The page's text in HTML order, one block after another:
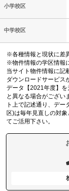
小学校区
中学校区
※各種情報と現状に差
※物件情報の学区情報
当サイト物件情報に記
ダウンロードサービス
データ【2021年度】
と異なる場合がござい
ト上で記述通り、デ
区)は毎年見直しの対
てご活用下さい。